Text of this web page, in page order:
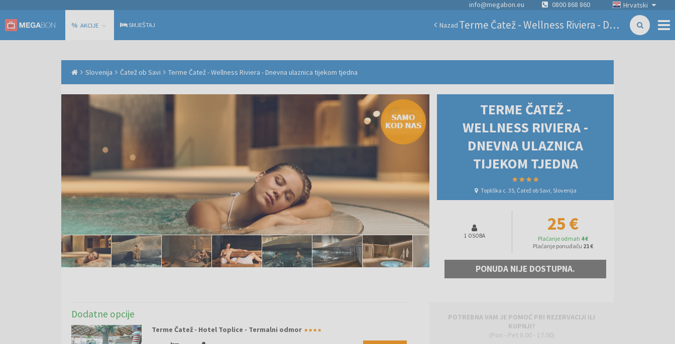
Hrvatski
info@megabon.eu 0800 868 860
% AKCIJE SMJEŠTAJ Nazad Terme Čatež - Wellness Riviera - Dnevna ulaznica tijekom tjedna
Slovenija Čatež ob Savi Terme Čatež - Wellness Riviera - Dnevna ulaznica tijekom tjedna
TERME ČATEŽ -
WELLNESS RIVIERA -
DNEVNA ULAZNICA
TIJEKOM TJEDNA
Topliška c. 35, Čatež ob Savi, Slovenija
1 OSOBA
25 €
Plaćanje odmah 4 €
Plaćanje ponuđaču 21 €
PONUDA NIJE DOSTUPNA.
Dodatne opcije
Terme Čatež - Hotel Toplice - Termalni odmor
POTREBNA VAM JE POMOĆ PRI REZERVACIJI ILI
KUPNJI?
(Pon - Pet 8.00 - 17.00)